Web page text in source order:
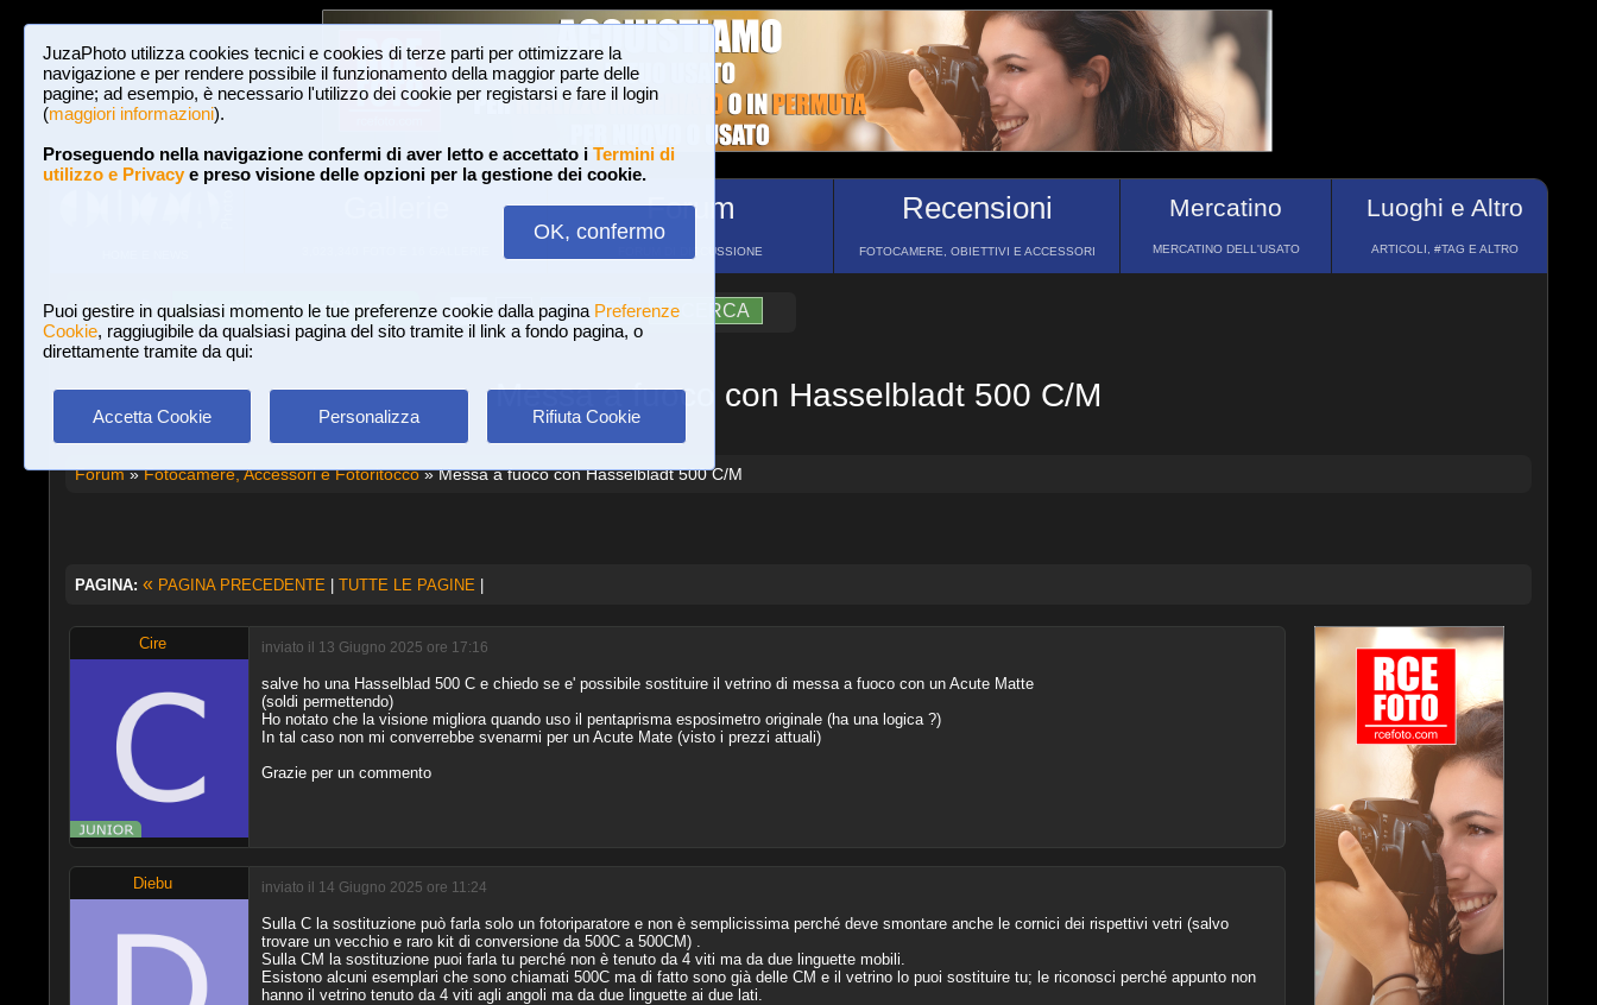
JuzaPhoto utilizza cookies tecnici e cookies di terze parti per ottimizzare la
navigazione e per rendere possibile il funzionamento della maggior parte delle
pagine; ad esempio, è necessario l'utilizzo dei cookie per registarsi e fare il login
(maggiori informazioni).
Proseguendo nella navigazione confermi di aver letto e accettato i Termini di
utilizzo e Privacye preso visione delle opzioni per la gestione dei cookie.
OK, confermo
Puoi gestire in qualsiasi momento le tue preferenze cookie dalla pagina Preferenze
Cookie, raggiugibile da qualsiasi pagina del sito tramite il link a fondo pagina, o
direttamente tramite da qui:
Accetta Cookie Personalizza Rifiuta Cookie
Forum
FORUM DI DISCUSSIONE
Recensioni
FOTOCAMERE, OBIETTIVI E ACCESSORI
Mercatino
MERCATINO DELL'USATO
Luoghi e Altro
ARTICOLI, #TAG E ALTRO
Login Iscriviti a JuzaPhoto! A A ?AIUTO RICERCA
Messa a fuoco con Hasselbladt 500 C/M
Forum»Fotocamere, Accessori e Fotoritocco» Messa a fuoco con Hasselbladt 500 C/M
PAGINA: « PAGINA PRECEDENTE | TUTTE LE PAGINE |
Cire inviato il 13 Giugno 2025 ore 17:16
salve ho una Hasselblad 500 C e chiedo se e' possibile sostituire il vetrino di messa a fuoco con un Acute Matte
(soldi permettendo)
Ho notato che la visione migliora quando uso il pentaprisma esposimetro originale (ha una logica ?)
In tal caso non mi converrebbe svenarmi per un Acute Mate (visto i prezzi attuali)
Grazie per un commento
Diebu inviato il 14 Giugno 2025 ore 11:24
Sulla C la sostituzione può farla solo un fotoriparatore e non è semplicissima perché deve smontare anche le cornici dei rispettivi vetri (salvo
trovare un vecchio e raro kit di conversione da 500C a 500CM) .
Sulla CM la sostituzione puoi farla tu perché non è tenuto da 4 viti ma da due linguette mobili.
Esistono alcuni esemplari che sono chiamati 500C ma di fatto sono già delle CM e il vetrino lo puoi sostituire tu; le riconosci perché appunto non
hanno il vetrino tenuto da 4 viti agli angoli ma da due linguette ai due lati.